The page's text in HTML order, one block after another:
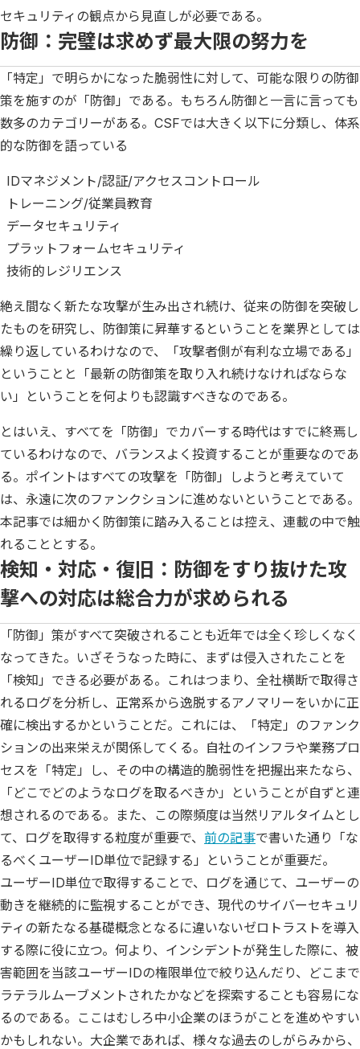
セキュリティの観点から見直しが必要である。
防御：完璧は求めず最大限の努力を
「特定」で明らかになった脆弱性に対して、可能な限りの防御
策を施すのが「防御」である。もちろん防御と一言に言っても
数多のカテゴリーがある。CSFでは大きく以下に分類し、体系
的な防御を語っている
IDマネジメント/認証/アクセスコントロール
トレーニング/従業員教育
データセキュリティ
プラットフォームセキュリティ
技術的レジリエンス
絶え間なく新たな攻撃が生み出され続け、従来の防御を突破し
たものを研究し、防御策に昇華するということを業界としては
繰り返しているわけなので、「攻撃者側が有利な立場である」
ということと「最新の防御策を取り入れ続けなければならな
い」ということを何よりも認識すべきなのである。
とはいえ、すべてを「防御」でカバーする時代はすでに終焉し
ているわけなので、バランスよく投資することが重要なのであ
る。ポイントはすべての攻撃を「防御」しようと考えていて
は、永遠に次のファンクションに進めないということである。
本記事では細かく防御策に踏み入ることは控え、連載の中で触
れることとする。
検知・対応・復旧：防御をすり抜けた攻
撃への対応は総合力が求められる
「防御」策がすべて突破されることも近年では全く珍しくなく
なってきた。いざそうなった時に、まずは侵入されたことを
「検知」できる必要がある。これはつまり、全社横断で取得さ
れるログを分析し、正常系から逸脱するアノマリーをいかに正
確に検出するかということだ。これには、「特定」のファンク
ションの出来栄えが関係してくる。自社のインフラや業務プロ
セスを「特定」し、その中の構造的脆弱性を把握出来たなら、
「どこでどのようなログを取るべきか」ということが自ずと連
想されるのである。また、この際頻度は当然リアルタイムとし
て、ログを取得する粒度が重要で、 前の記事で書いた通り「な
るべくユーザーID単位で記録する」ということが重要だ。
ユーザーID単位で取得することで、ログを通じて、ユーザーの
動きを継続的に監視することができ、現代のサイバーセキュリ
ティの新たなる基礎概念となるに違いないゼロトラストを導入
する際に役に立つ。何より、インシデントが発生した際に、被
害範囲を当該ユーザーIDの権限単位で絞り込んだり、どこまで
ラテラルムーブメントされたかなどを探索することも容易にな
るのである。ここはむしろ中小企業のほうがことを進めやすい
かもしれない。大企業であれば、様々な過去のしがらみから、